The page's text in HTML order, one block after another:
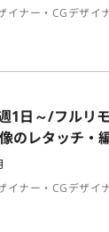
イナー・CGデザイ
1日～/フルリ
のレタッチ・
イナー・CGデザイ